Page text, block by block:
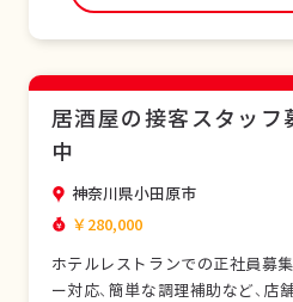
基礎から学べます。正社員とし
的なキャリア形成が可能です。
居酒屋の接客スタッフ
中
神奈川県小田原市
￥280,000
ホテルレストランでの正社員募集
ー対応、簡単な調理補助など、店